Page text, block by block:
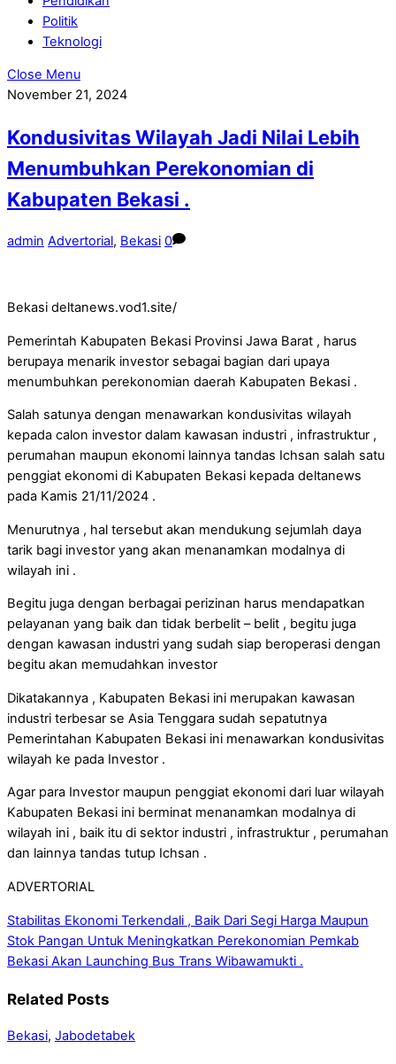
Politik
Teknologi
Close Menu
November 21, 2024
Kondusivitas Wilayah Jadi Nilai Lebih
Menumbuhkan Perekonomian di
Kabupaten Bekasi .
admin Advertorial, Bekasi 0
Bekasi deltanews.vod1.site/
Pemerintah Kabupaten Bekasi Provinsi Jawa Barat , harus
berupaya menarik investor sebagai bagian dari upaya
menumbuhkan perekonomian daerah Kabupaten Bekasi .
Salah satunya dengan menawarkan kondusivitas wilayah
kepada calon investor dalam kawasan industri , infrastruktur ,
perumahan maupun ekonomi lainnya tandas Ichsan salah satu
penggiat ekonomi di Kabupaten Bekasi kepada deltanews
pada Kamis 21/11/2024 .
Menurutnya , hal tersebut akan mendukung sejumlah daya
tarik bagi investor yang akan menanamkan modalnya di
wilayah ini .
Begitu juga dengan berbagai perizinan harus mendapatkan
pelayanan yang baik dan tidak berbelit – belit , begitu juga
dengan kawasan industri yang sudah siap beroperasi dengan
begitu akan memudahkan investor
Dikatakannya , Kabupaten Bekasi ini merupakan kawasan
industri terbesar se Asia Tenggara sudah sepatutnya
Pemerintahan Kabupaten Bekasi ini menawarkan kondusivitas
wilayah ke pada Investor .
Agar para Investor maupun penggiat ekonomi dari luar wilayah
Kabupaten Bekasi ini berminat menanamkan modalnya di
wilayah ini , baik itu di sektor industri , infrastruktur , perumahan
dan lainnya tandas tutup Ichsan .
ADVERTORIAL
Stabilitas Ekonomi Terkendali , Baik Dari Segi Harga Maupun
Stok Pangan Untuk Meningkatkan Perekonomian Pemkab
Bekasi Akan Launching Bus Trans Wibawamukti .
Related Posts
Bekasi, Jabodetabek